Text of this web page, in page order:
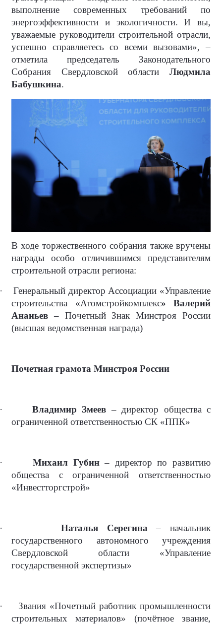
выполнение современных требований по
энергоэффективности и экологичности. И вы,
уважаемые руководители строительной отрасли,
успешно справляетесь со всеми вызовами», –
отметила председатель Законодательного
Собрания Свердловской области Людмила
Бабушкина.
В ходе торжественного собрания также вручены
награды особо отличившимся представителям
строительной отрасли региона:
·
Генеральный директор Ассоциации «Управление
строительства «Атомстройкомплекс» Валерий
Ананьев – Почетный Знак Минстроя России
(высшая ведомственная награда)
Почетная грамота Минстроя России
· Владимир Змеев – директор общества с
ограниченной ответственностью СК «ППК»
· Михаил Губин– директор по развитию
общества с ограниченной ответственностью
«Инвестторгстрой»
· Наталья Серегина – начальник
государственного автономного учреждения
Свердловской области «Управление
государственной экспертизы»
·
Звания «Почетный работник промышленности
строительных материалов» (почётное звание,